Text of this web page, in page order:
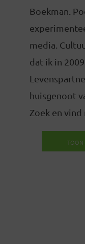
Boekman.
media.
dat ik in
huisgenoot
Zoek en
TOON